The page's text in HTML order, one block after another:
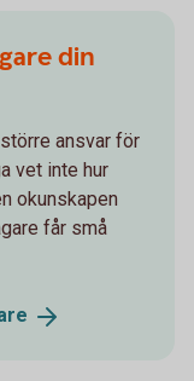
din
ansvar för
vet inte hur
okunskapen
får små